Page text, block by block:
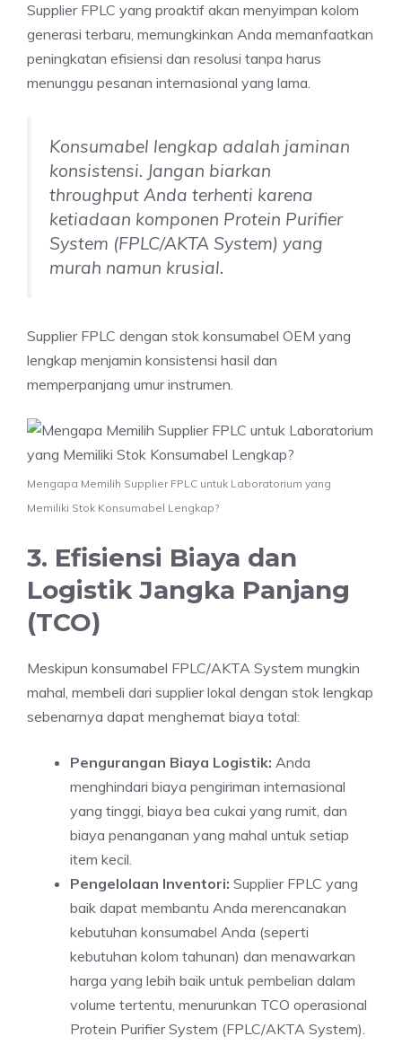
Supplier FPLC yang proaktif akan menyimpan kolom
generasi terbaru, memungkinkan Anda memanfaatkan
peningkatan efisiensi dan resolusi tanpa harus
menunggu pesanan internasional yang lama.
Konsumabel lengkap adalah jaminan
konsistensi. Jangan biarkan
throughput Anda terhenti karena
ketiadaan komponen Protein Purifier
System (FPLC/AKTA System) yang
murah namun krusial.
Supplier FPLC dengan stok konsumabel OEM yang
lengkap menjamin konsistensi hasil dan
memperpanjang umur instrumen.
Mengapa Memilih Supplier FPLC untuk Laboratorium yang
Memiliki Stok Konsumabel Lengkap?
3. Efisiensi Biaya dan
Logistik Jangka Panjang
(TCO)
Meskipun konsumabel FPLC/AKTA System mungkin
mahal, membeli dari supplier lokal dengan stok lengkap
sebenarnya dapat menghemat biaya total:
Pengurangan Biaya Logistik: Anda
menghindari biaya pengiriman internasional
yang tinggi, biaya bea cukai yang rumit, dan
biaya penanganan yang mahal untuk setiap
item kecil.
Pengelolaan Inventori: Supplier FPLC yang
baik dapat membantu Anda merencanakan
kebutuhan konsumabel Anda (seperti
kebutuhan kolom tahunan) dan menawarkan
harga yang lebih baik untuk pembelian dalam
volume tertentu, menurunkan TCO operasional
Protein Purifier System (FPLC/AKTA System).